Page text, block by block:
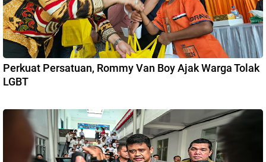
Perkuat Persatuan, Rommy Van Boy Ajak Warga Tolak
LGBT